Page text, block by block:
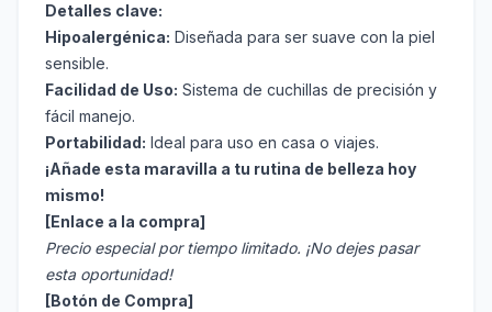
Detalles clave:
Hipoalergénica: Diseñada para ser suave con la piel
sensible.
Facilidad de Uso: Sistema de cuchillas de precisión y
fácil manejo.
Portabilidad: Ideal para uso en casa o viajes.
¡Añade esta maravilla a tu rutina de belleza hoy
mismo!
[Enlace a la compra]
Precio especial por tiempo limitado. ¡No dejes pasar
esta oportunidad!
[Botón de Compra]